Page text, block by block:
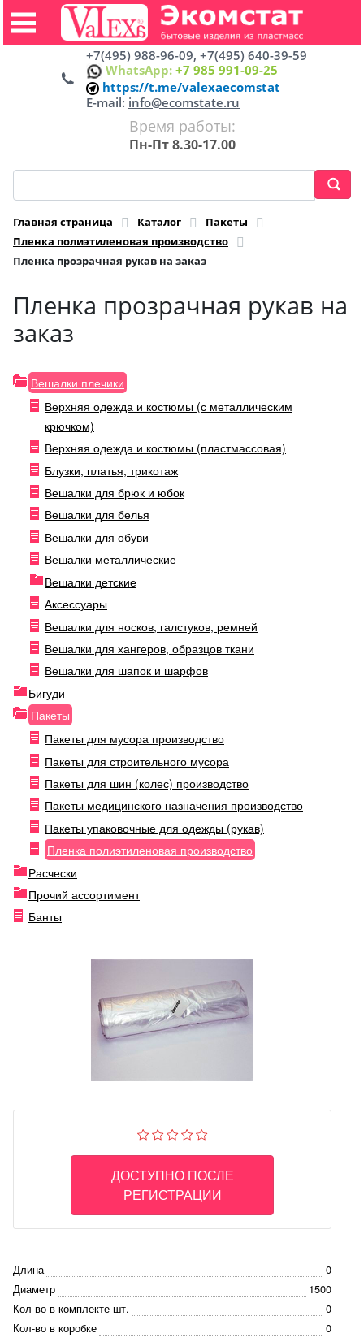
+7(495) 988-96-09, +7(495) 640-39-59
WhatsApp: +7 985 991-09-25
https://t.me/valexaecomstat
E-mail: info@ecomstate.ru
Время работы:
Пн-Пт 8.30-17.00
Главная страница Каталог
Пакеты
Пленка полиэтиленовая производство
Пленка прозрачная рукав на заказ
Пленка прозрачная рукав на
заказ
Вешалки плечики
Верхняя одежда и костюмы (с металлическим
крючком)
Верхняя одежда и костюмы (пластмассовая)
Блузки, платья, трикотаж
Вешалки для брюк и юбок
Вешалки для белья
Вешалки для обуви
Вешалки металлические
Вешалки детские
Аксессуары
Вешалки для носков, галстуков, ремней
Вешалки для хангеров, образцов ткани
Вешалки для шапок и шарфов
Бигуди
Пакеты
Пакеты для мусора производство
Пакеты для строительного мусора
Пакеты для шин (колес) производство
Пакеты медицинского назначения производство
Пакеты упаковочные для одежды (рукав)
Пленка полиэтиленовая производство
Расчески
Прочий ассортимент
Банты
ДОСТУПНО ПОСЛЕ
РЕГИСТРАЦИИ
Длина
0
Диаметр
1500
Кол-во в комплекте шт.
0
Кол-во в коробке
0